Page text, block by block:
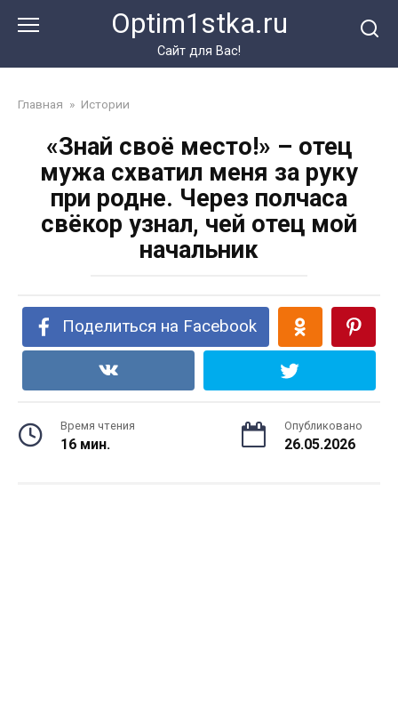
Optim1stka.ru
Сайт для Вас!
Главная » Истории
«Знай своё место!» – отец
мужа схватил меня за руку
при родне. Через полчаса
свёкор узнал, чей отец мой
начальник
Поделиться на Facebook
Время чтения
16 мин.
Опубликовано
26.05.2026